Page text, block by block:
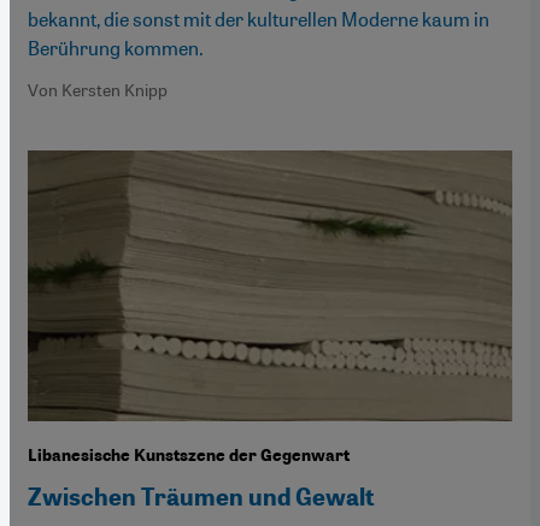
bekannt, die sonst mit der kulturellen Moderne kaum in
Berührung kommen.
Von Kersten Knipp
Libanesische Kunstszene der Gegenwart
Zwischen Träumen und Gewalt